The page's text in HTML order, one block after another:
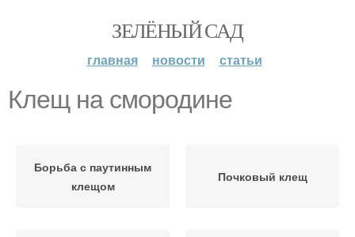
ЗЕЛЁНЫЙ САД
главная новости статьи
Клещ на смородине
Борьба с паутинным
клещом
Почковый клещ